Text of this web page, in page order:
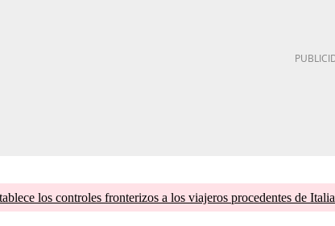
los controles fronterizos a los viajeros procedentes de Italia